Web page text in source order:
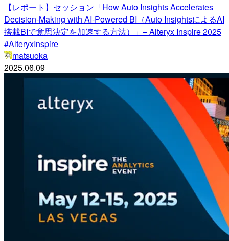
【レポート】セッション「How Auto Insights Accelerates
Decision-Making with AI-Powered BI（Auto InsightsによるAI
搭載BIで意思決定を加速する方法）」– Alteryx Inspire 2025
#AlteryxInspire
matsuoka
2025.06.09